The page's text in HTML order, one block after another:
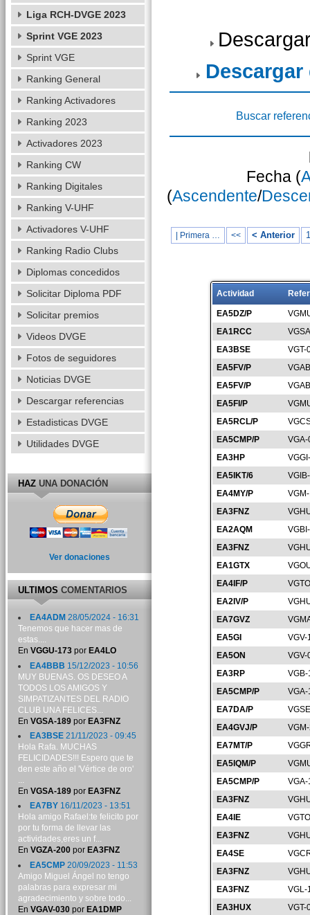
Descargar
Buscar
Fecha (
(Ascendente/
| Primera … << < Anterior
Actividad
EA5DZ/P
EA1RCC
EA3BSE
VGT-
EA5FV/P
EA5FV/P
EA5FI/P
EA5RCL/P
EA5CMP/P
EA3HP
EA5IKT/6
EA4MY/P
EA3FNZ
EA2AQM
EA3FNZ
EA1GTX
EA4IF/P
EA2IV/P
EA7GVZ
EA5GI
VGV-
EA5ON
VGV-
EA3RP
EA5CMP/P
VGA-
EA7DA/P
EA4GVJ/P
EA7MT/P
EA5IQM/P
EA5CMP/P
EA3FNZ
EA4IE
EA3FNZ
EA4SE
EA3FNZ
EA3FNZ
VGL-
EA3HUX
VGT-
Liga RCH-DVGE 2023
Sprint VGE 2023
Sprint VGE
Ranking General
Ranking Activadores
Ranking 2023
Activadores 2023
Ranking CW
Ranking Digitales
Ranking V-UHF
Activadores V-UHF
Ranking Radio Clubs
Diplomas concedidos
Solicitar Diploma PDF
Solicitar premios
Videos DVGE
Fotos de seguidores
Noticias DVGE
Descargar referencias
Estadisticas DVGE
Utilidades DVGE
HAZUNA DONACIÓN
Ver donaciones
ULTIMOSCOMENTARIOS
EA4ADM 28/05/2024 - 16:31
Tenemos que hacer mas de
estas....
En VGGU-173por EA4LO
EA4BBB 15/12/2023 - 10:56
MUY BUENAS. OS DESEO A
TODOS LOS AMIGOS Y
SIMPATIZANTES DEL RADIO
CLUB UNA FELICES...
En VGSA-189por EA3FNZ
EA3BSE21/11/2023 - 09:45
Hola Rafa. MUCHAS
FELICIDADES!!! Espero que te
den este año el 'Vértice de oro'
...
En VGSA-189por EA3FNZ
EA7BY16/11/2023 - 13:51
Hola amigo Rafael:te felicito por
por tu forma de llevar las
actividades,eres un f...
En VGZA-200por EA3FNZ
EA5CMP20/09/2023 - 11:53
Amigo Miguel Ángel no tengo
palabras para expresar mi
agradecimiento y sobre todo...
En VGAV-030por EA1DMP